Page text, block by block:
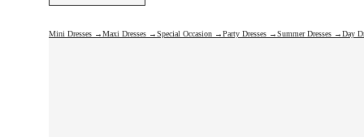
Mini Dresses →Maxi Dresses →Special Occasion →Party Dresses →Summer Dresses →Day